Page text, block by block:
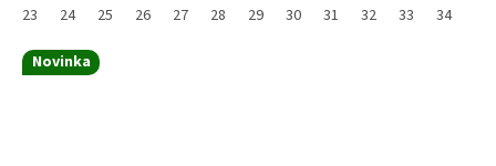
23 24 25 26 27 28 29 30 31 32 33 34
Novinka